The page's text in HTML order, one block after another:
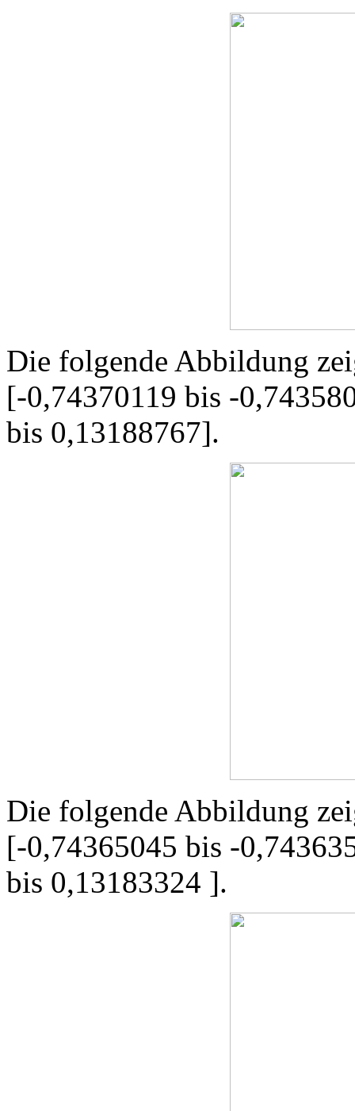
Die folgende Abbildung
[-0,74370119 bis -
bis 0,13188767].
Die folgende Abbildung
[-0,74365045 bis -
bis 0,13183324 ].